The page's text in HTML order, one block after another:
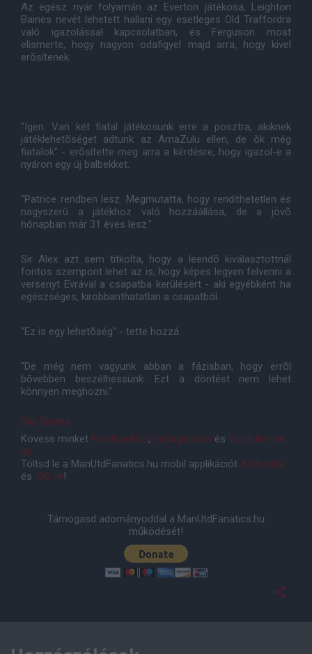
Az egész nyár folyamán az Everton játékosa, Leighton
Baines nevét lehetett hallani egy esetleges Old Traffordra
való igazolással kapcsolatban, és Ferguson most
elismerte, hogy nagyon odafigyel majd arra, hogy kivel
erõsítenek.
"Igen. Van két fiatal játékosunk erre a posztra, akiknek
játéklehetõséget adtunk az AmaZulu ellen, de õk még
fiatalok" - erõsítette meg arra a kérdésre, hogy igazol-e a
nyáron egy új balbekket.
"Patrice rendben lesz. Megmutatta, hogy rendíthetetlen és
nagyszerû a játékhoz való hozzáállása, de a jövõ
hónapban már 31 éves lesz."
Sir Alex azt sem titkolta, hogy a leendõ kiválasztottnál
fontos szempont lehet az is, hogy képes legyen felvenni a
versenyt Evrával a csapatba kerülésért - aki egyébként ha
egészséges, kirobbanthatatlan a csapatból.
"Ez is egy lehetõség" - tette hozzá.
"De még nem vagyunk abban a fázisban, hogy errõl
bõvebben beszélhessünk. Ezt a döntést nem lehet
könnyen meghozni."
Sky Sports
Kövess minket Facebookon, Instagramon és YouTube-on
is!
Töltsd le a ManUtdFanatics.hu mobil applikációt Androidra
és iOS-re!
Támogasd adományoddal a ManUtdFanatics.hu
működését!